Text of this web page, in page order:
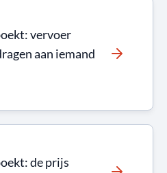
vervoer
aan iemand
de prijs